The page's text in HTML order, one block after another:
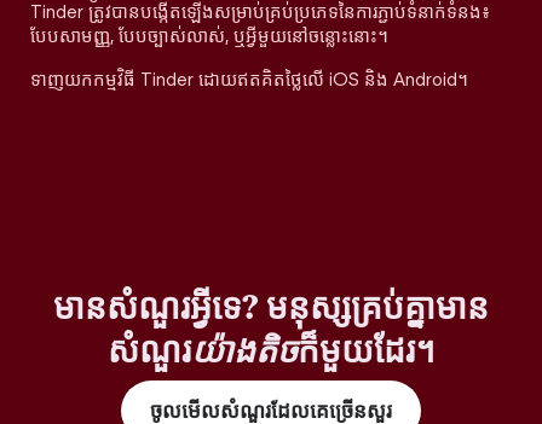
Tinder ត្រូវបានបង្កើតឡើងសម្រាប់គ្រប់ប្រភេទនៃការភ្ជាប់ទំនាក់ទំនង៖
បែបសាមញ្ញ, បែបច្បាស់លាស់, ឬអ្វីមួយនៅចន្លោះនោះ។
ទាញយកកម្មវិធី Tinder ដោយឥតគិតថ្លៃលើ iOS និង Android។
មានសំណួរអ្វីទេ? មនុស្សគ្រប់គ្នាមាន
សំណួរយ៉ាងតិចក៏មួយដែរ។
ចូលមើលសំណួរដែលគេច្រើនសួរ